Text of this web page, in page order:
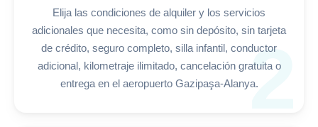
2
Elija las condiciones de alquiler y los servicios
adicionales que necesita, como sin depósito, sin tarjeta
de crédito, seguro completo, silla infantil, conductor
adicional, kilometraje ilimitado, cancelación gratuita o
entrega en el aeropuerto Gazipaşa-Alanya.